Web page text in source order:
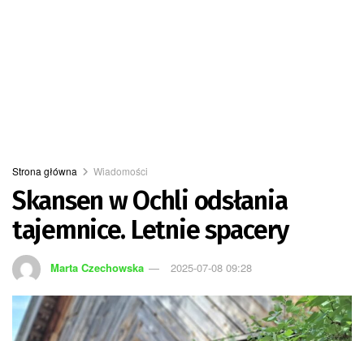
Strona główna Wiadomości
Skansen w Ochli odsłania
tajemnice. Letnie spacery
Marta Czechowska 2025-07-08 09:28